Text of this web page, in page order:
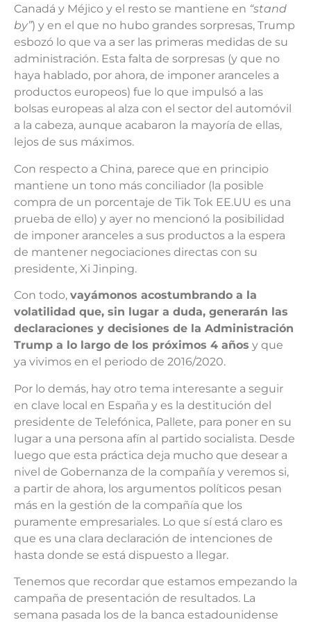
Canadá y Méjico y el resto se mantiene en “stand
by”) y en el que no hubo grandes sorpresas, Trump
esbozó lo que va a ser las primeras medidas de su
administración. Esta falta de sorpresas (y que no
haya hablado, por ahora, de imponer aranceles a
productos europeos) fue lo que impulsó a las
bolsas europeas al alza con el sector del automóvil
a la cabeza, aunque acabaron la mayoría de ellas,
lejos de sus máximos.
Con respecto a China, parece que en principio
mantiene un tono más conciliador (la posible
compra de un porcentaje de Tik Tok EE.UU es una
prueba de ello) y ayer no mencionó la posibilidad
de imponer aranceles a sus productos a la espera
de mantener negociaciones directas con su
presidente, Xi Jinping.
Con todo, vayámonos acostumbrando a la
volatilidad que, sin lugar a duda, generarán las
declaraciones y decisiones de la Administración
Trump a lo largo de los próximos 4 años y que
ya vivimos en el periodo de 2016/2020.
Por lo demás, hay otro tema interesante a seguir
en clave local en España y es la destitución del
presidente de Telefónica, Pallete, para poner en su
lugar a una persona afín al partido socialista. Desde
luego que esta práctica deja mucho que desear a
nivel de Gobernanza de la compañía y veremos si,
a partir de ahora, los argumentos políticos pesan
más en la gestión de la compañía que los
puramente empresariales. Lo que sí está claro es
que es una clara declaración de intenciones de
hasta donde se está dispuesto a llegar.
Tenemos que recordar que estamos empezando la
campaña de presentación de resultados. La
semana pasada los de la banca estadounidense